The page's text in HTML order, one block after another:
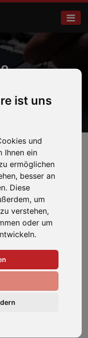
ist uns
und
Ihnen ein
ermöglichen
besser an
Diese
um
verstehen,
oder um
IHR
Fehler? Wir bringen Ihr
an unter
0511-
Problem hier nicht
können auch Ihr